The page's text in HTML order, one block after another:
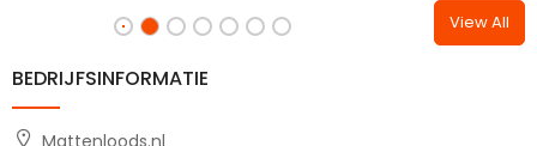
View All
BEDRIJFSINFORMATIE
Mattenloods.nl